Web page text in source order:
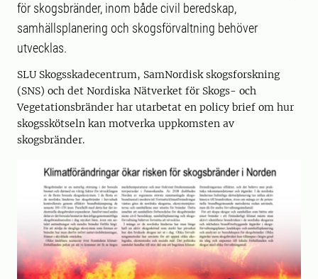
för skogsbränder, inom både civil beredskap,
samhällsplanering och skogsförvaltning behöver
utvecklas.
SLU Skogsskadecentrum, SamNordisk skogsforskning
(SNS) och det Nordiska Nätverket för Skogs- och
Vegetationsbränder har utarbetat en policy brief om hur
skogsskötseln kan motverka uppkomsten av
skogsbränder.